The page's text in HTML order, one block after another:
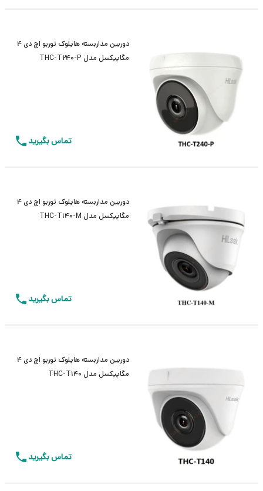
دوربین مداربسته هایلوک توربو اچ دی 4
مگاپیکسل مدل THC-T240-P
تماس بگیرید
دوربین مداربسته هایلوک توربو اچ دی 4
مگاپیکسل مدل THC-T140-M
تماس بگیرید
دوربین مداربسته هایلوک توربو اچ دی 4
مگاپیکسل مدل THC-T140
تماس بگیرید